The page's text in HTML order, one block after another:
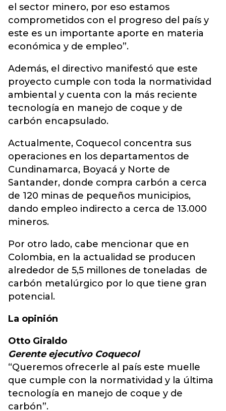
el sector minero, por eso estamos
comprometidos con el progreso del país y
este es un importante aporte en materia
económica y de empleo”.
Además, el directivo manifestó que este
proyecto cumple con toda la normatividad
ambiental y cuenta con la más reciente
tecnología en manejo de coque y de
carbón encapsulado.
Actualmente, Coquecol concentra sus
operaciones en los departamentos de
Cundinamarca, Boyacá y Norte de
Santander, donde compra carbón a cerca
de 120 minas de pequeños municipios,
dando empleo indirecto a cerca de 13.000
mineros.
Por otro lado, cabe mencionar que en
Colombia, en la actualidad se producen
alrededor de 5,5 millones de toneladas de
carbón metalúrgico por lo que tiene gran
potencial.
La opinión
Otto Giraldo
Gerente ejecutivo Coquecol
“Queremos ofrecerle al país este muelle
que cumple con la normatividad y la última
tecnología en manejo de coque y de
carbón”.